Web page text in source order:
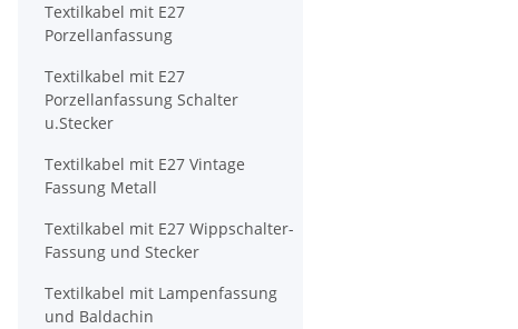
Textilkabel mit E27
Porzellanfassung
Textilkabel mit E27
Porzellanfassung Schalter
u.Stecker
Textilkabel mit E27 Vintage
Fassung Metall
Textilkabel mit E27 Wippschalter-
Fassung und Stecker
Textilkabel mit Lampenfassung
und Baldachin